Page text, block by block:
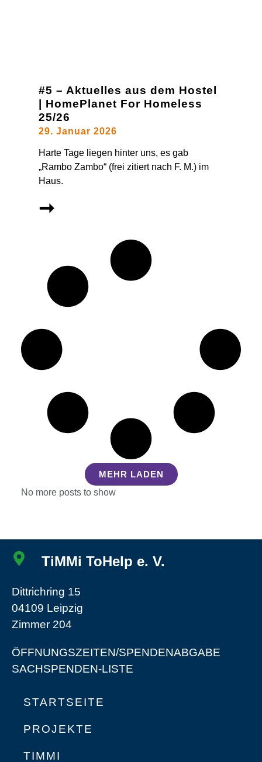
#5 – Aktuelles aus dem Hostel
| HomePlanet For Homeless
25/26
29. Januar 2026
Harte Tage liegen hinter uns, es gab
„Rambo Zambo“ (frei zitiert nach F. M.) im
Haus.
➞
MEHR LADEN
No more posts to show
TiMMi ToHelp e. V.
Dittrichring 15
04109 Leipzig
Zimmer 204
ÖFFNUNGSZEITEN/SPENDENABGABE
SACHSPENDEN-LISTE
STARTSEITE
PROJEKTE
TIMMI